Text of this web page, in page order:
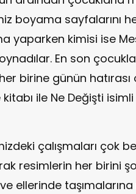
boyama sayfalarını
yaparken kimisi ise
En son
birine günün
ile Ne Değişti
çalışmaları çok
resimlerin her birini
ellerinde